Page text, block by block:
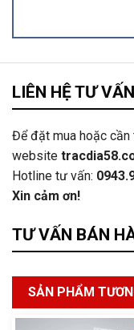
LIÊN HỆ TƯ
Để đặt mua hoặc
website
Hotline tư vấn:
Xin cảm ơn!
TƯ VẤN BÁN
SẢN PHẨM